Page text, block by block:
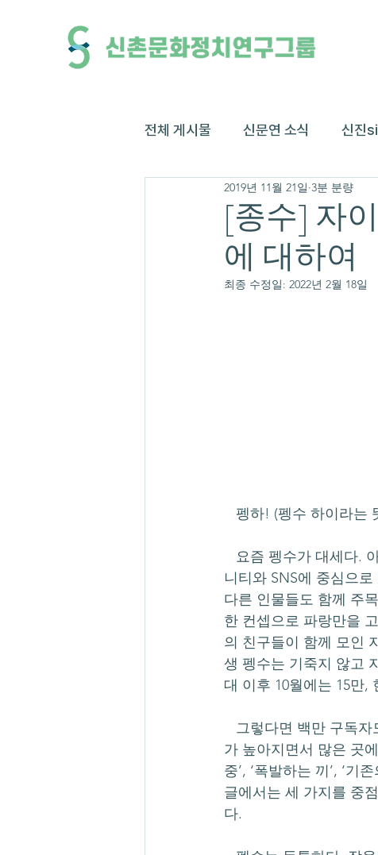
전체 게시물 신문연 소식 신진
[종수] 자
에 대하여
2019년 11월 21일 3분 분량
최종 수정일: 2022년 2월 18일
펭하! (펭수 하이라는
니티와 SNS에 중심으
다른 인물들도 함께 주
한 컨셉으로 파랑만을
의 친구들이 함께 모인
생 펭수는 기죽지 않고
대 이후 10월에는 15만,
가 높아지면서 많은 곳
중’, ‘폭발하는 끼’, ‘기
글에서는 세 가지를 중
다.